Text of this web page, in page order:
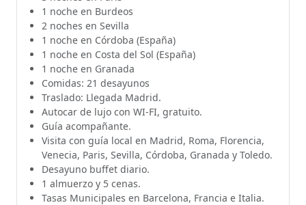
1 noche en Burdeos
2 noches en Sevilla
1 noche en Córdoba (España)
1 noche en Costa del Sol (España)
1 noche en Granada
Comidas: 21 desayunos
Traslado: Llegada Madrid.
Autocar de lujo con WI-FI, gratuito.
Guía acompañante.
Visita con guía local en Madrid, Roma, Florencia,
Venecia, Paris, Sevilla, Córdoba, Granada y Toledo.
Desayuno buffet diario.
1 almuerzo y 5 cenas.
Tasas Municipales en Barcelona, Francia e Italia.